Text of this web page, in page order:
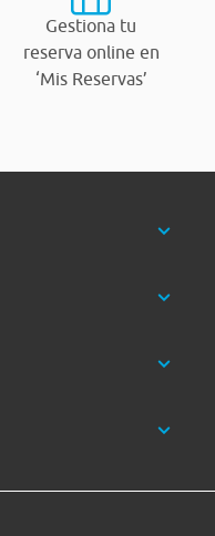
Gestiona tu
reserva online en
‘Mis Reservas’